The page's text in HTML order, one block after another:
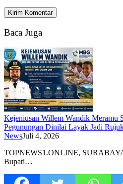
Baca Juga
Kejeniusan Willem Wandik Meramu
Pegunungan Dinilai Layak Jadi
NewsJuli 4, 2026
TOPNEWS1.ONLINE,
Bupati…